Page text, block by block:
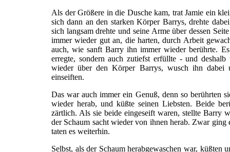
Als der Größere in die Dusche kam, trat Jamie ein
sich dann an den starken Körper Barrys, drehte
sich langsam drehte und seine Arme über dessen
immer wieder gut an, die harten, durch Arbeit
auch, wie sanft Barry ihn immer wieder berührte.
erregte, sondern auch zutiefst erfüllte - und
wieder über den Körper Barrys, wusch ihn dabei
einseiften.
Das war auch immer ein Genuß, denn so berührten
wieder herab, und küßte seinen Liebsten. Beide
zärtlich. Als sie beide eingeseift waren, stellte Barry
der Schaum sacht wieder von ihnen herab. Zwar
taten es weiterhin.
Selbst, als der Schaum herabgewaschen war, küßten